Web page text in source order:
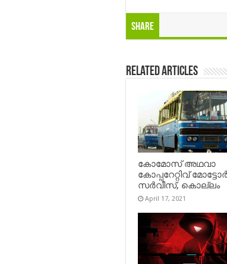
Share
Related Articles
കോമോസ് അഥവാ
കോപ്പറേറ്റിവ്
സര്‍വീസ്, കൊല്ലം
April 17, 2021